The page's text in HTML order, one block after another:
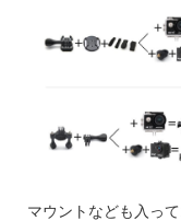
マウントなども入っ